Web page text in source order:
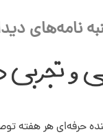
نامه‌های
فروشنده حرفه‌ای هر